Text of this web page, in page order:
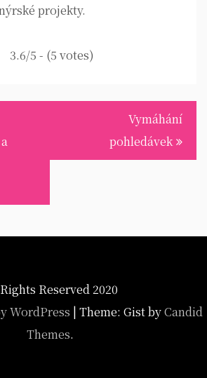
projekty.
3.6/5 - (5 votes)
Vymáhání
pohledávek
Reserved 2020
WordPress | Theme: Gist byCandid
Themes.